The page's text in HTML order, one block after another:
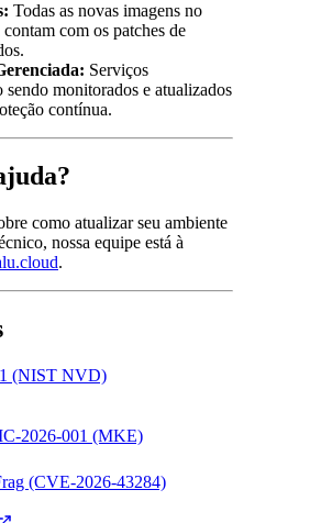
Todas as novas imagens no
com os patches de
Serviços
sendo monitorados e atualizados
contínua.
como atualizar seu ambiente
nossa equipe está à
.
(NIST NVD)
2026-001 (MKE)
(CVE-2026-43284)